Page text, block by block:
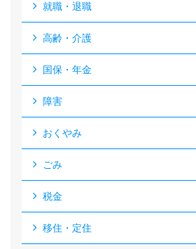
就職・退職
高齢・介護
国保・年金
障害
おくやみ
ごみ
税金
移住・定住